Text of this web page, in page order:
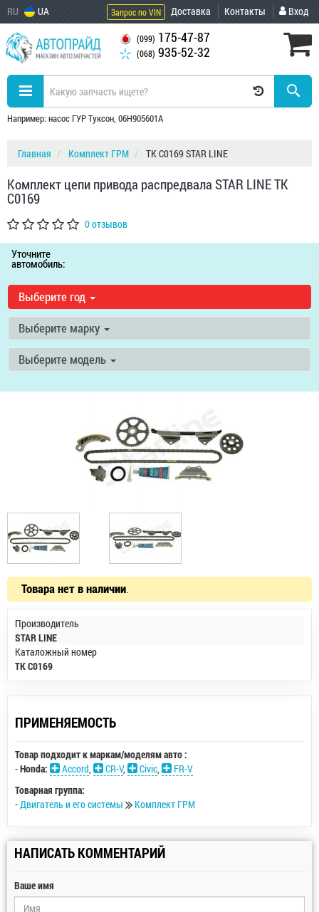
RU UA Запрос по VIN Доставка Контакты Вход
(099) 175-47-87
(068) 935-52-32
Например: насос ГУР Туксон, 06H905601A
Главная Комплект ГРМ TK C0169 STAR LINE
Комплект цепи привода распредвала STAR LINE TK
C0169
0 отзывов
Уточните
автомобиль:
Выберите год
Выберите марку
Выберите модель
Товара нет в наличии.
Производитель
STAR LINE
Каталожный номер
TK C0169
ПРИМЕНЯЕМОСТЬ
Товар подходит к маркам/моделям авто :
-Honda: Accord CR-V, Civic
FR-V
Товарная группа:
- Двигатель и его системы Комплект ГРМ
НАПИСАТЬ КОММЕНТАРИЙ
Ваше имя